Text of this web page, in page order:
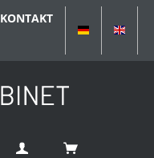
KONTAKT
DEUTSCH